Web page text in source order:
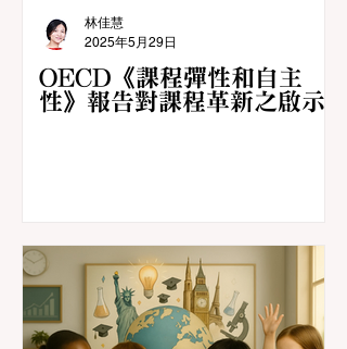
OECD《課程彈性和自主
性》報告對課程革新之啟示
林佳慧
2025年5月29日